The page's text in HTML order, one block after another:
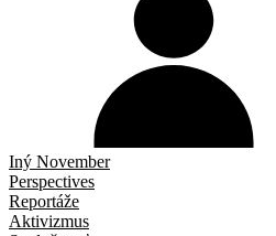
Iný November
Perspectives
Reportáže
Aktivizmus